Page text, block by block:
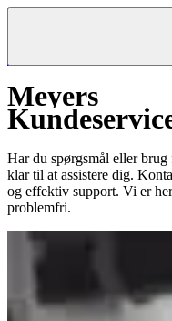
Frokostordning
CateringCatering&&
& Teambuilding
OpskrifterOpskrifter
Bagerier
Foodservice
ProjekterProjekter&&
rådgivning
Eventkalender
Kundeservice
Meyers
Har du spørgsmål eller
klar til at assistere dig.
og effektiv support. Vi er
problemfri.